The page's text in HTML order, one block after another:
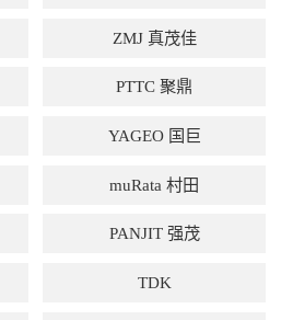
ZMJ 真茂佳
PTTC 聚鼎
YAGEO 国巨
muRata 村田
PANJIT 强茂
TDK